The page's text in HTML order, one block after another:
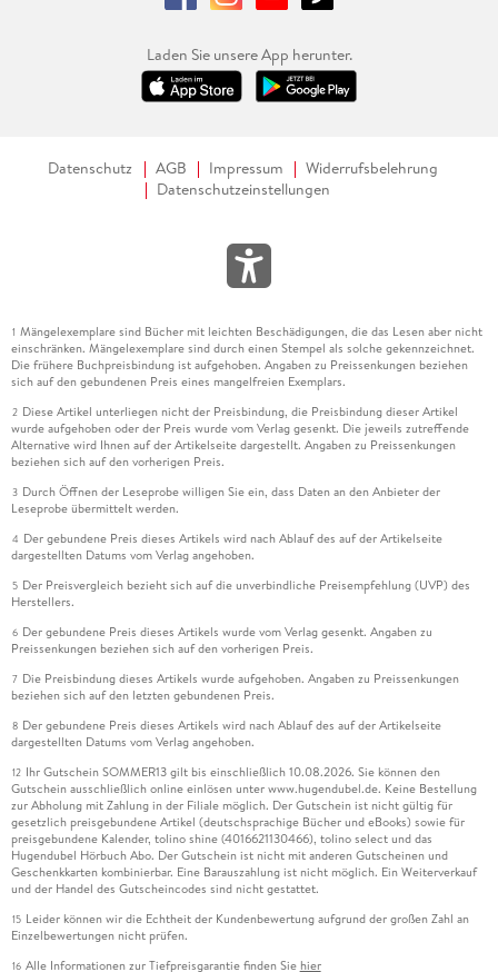
Laden Sie unsere App herunter.
Datenschutz AGB Impressum
Widerrufsbelehrung
Datenschutzeinstellungen
1 Mängelexemplare sind Bücher mit leichten Beschädigungen, die das Lesen aber nicht
einschränken. Mängelexemplare sind durch einen Stempel als solche gekennzeichnet.
Die frühere Buchpreisbindung ist aufgehoben. Angaben zu Preissenkungen beziehen
sich auf den gebundenen Preis eines mangelfreien Exemplars.
2 Diese Artikel unterliegen nicht der Preisbindung, die Preisbindung dieser Artikel
wurde aufgehoben oder der Preis wurde vom Verlag gesenkt. Die jeweils zutreffende
Alternative wird Ihnen auf der Artikelseite dargestellt. Angaben zu Preissenkungen
beziehen sich auf den vorherigen Preis.
3 Durch Öffnen der Leseprobe willigen Sie ein, dass Daten an den Anbieter der
Leseprobe übermittelt werden.
4 Der gebundene Preis dieses Artikels wird nach Ablauf des auf der Artikelseite
dargestellten Datums vom Verlag angehoben.
5 Der Preisvergleich bezieht sich auf die unverbindliche Preisempfehlung (UVP) des
Herstellers.
6 Der gebundene Preis dieses Artikels wurde vom Verlag gesenkt. Angaben zu
Preissenkungen beziehen sich auf den vorherigen Preis.
7 Die Preisbindung dieses Artikels wurde aufgehoben. Angaben zu Preissenkungen
beziehen sich auf den letzten gebundenen Preis.
8 Der gebundene Preis dieses Artikels wird nach Ablauf des auf der Artikelseite
dargestellten Datums vom Verlag angehoben.
12 Ihr Gutschein SOMMER13 gilt bis einschließlich 10.08.2026. Sie können den
Gutschein ausschließlich online einlösen unter www.hugendubel.de. Keine Bestellung
zur Abholung mit Zahlung in der Filiale möglich. Der Gutschein ist nicht gültig für
gesetzlich preisgebundene Artikel (deutschsprachige Bücher und eBooks) sowie für
preisgebundene Kalender, tolino shine (4016621130466), tolino select und das
Hugendubel Hörbuch Abo. Der Gutschein ist nicht mit anderen Gutscheinen und
Geschenkkarten kombinierbar. Eine Barauszahlung ist nicht möglich. Ein Weiterverkauf
und der Handel des Gutscheincodes sind nicht gestattet.
15 Leider können wir die Echtheit der Kundenbewertung aufgrund der großen Zahl an
Einzelbewertungen nicht prüfen.
16 Alle Informationen zur Tiefpreisgarantie finden Sie hier